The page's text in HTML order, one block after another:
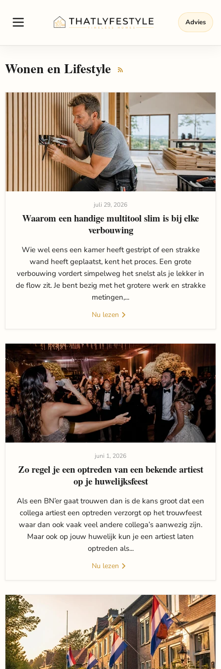
Advies
Wonen en Lifestyle RSS
juli 29, 2026
Waarom een handige multitool slim is bij elke
verbouwing
Wie wel eens een kamer heeft gestript of een strakke
wand heeft geplaatst, kent het proces. Een grote
verbouwing vordert simpelweg het snelst als je lekker in
de flow zit. Je bent bezig met het grotere werk en strakke
metingen,...
Nu lezen
juni 1, 2026
Zo regel je een optreden van een bekende artiest
op je huwelijksfeest
Als een BN’er gaat trouwen dan is de kans groot dat een
collega artiest een optreden verzorgt op het trouwfeest
waar dan ook vaak veel andere collega’s aanwezig zijn.
Maar ook op jouw huwelijk kun je een artiest laten
optreden als...
Nu lezen